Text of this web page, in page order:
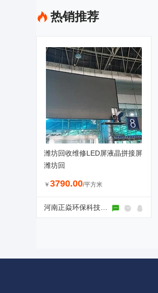
热销推荐
潍坊回收维修LED屏液晶拼接屏
潍坊回
￥ 3790.00/平方米